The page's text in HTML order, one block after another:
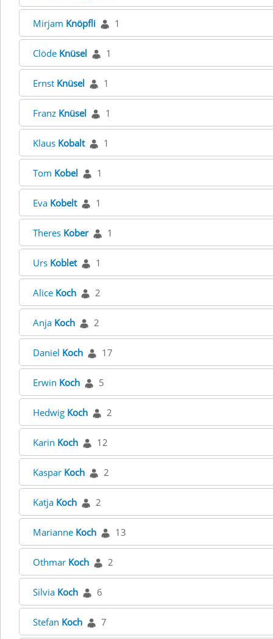
Mirjam Knöpfli 1
Clöde Knüsel 1
Ernst Knüsel 1
Franz Knüsel 1
Klaus Kobalt 1
Tom Kobel 1
Eva Kobelt 1
Theres Kober 1
Urs Koblet 1
Alice Koch 2
Anja Koch 2
Daniel Koch 17
Erwin Koch 5
Hedwig Koch 2
Karin Koch 12
Kaspar Koch 2
Katja Koch 2
Marianne Koch 13
Othmar Koch 2
Silvia Koch 6
Stefan Koch 7